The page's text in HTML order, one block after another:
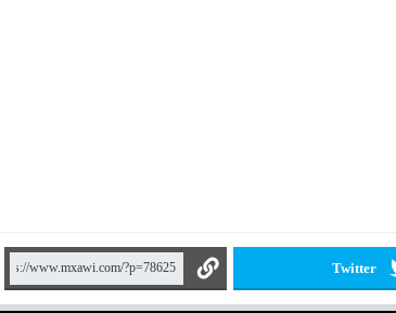
Twitter